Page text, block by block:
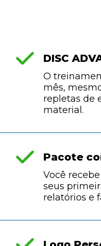
DISC
O
mês,
repletas de
material.
Pacote
Você
seus
relatórios e